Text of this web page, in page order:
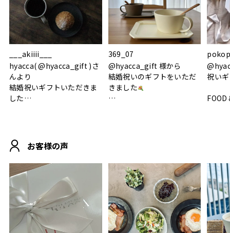
___akiiii___
hyacca( @hyacca_gift )さ
んより
結婚祝いギフトいただきま
した
おうちカフェもお洒落にな
って嬉しい𖠚 ⡱
#hyacca #結婚祝い
369_07
@hyacca_gift 様から
結婚祝いのギフトをいただ
きました
素敵なギフトを
ありがとうございました
#hyacca #結婚祝い
#お祝い #プレゼント
祝い
FOOD
真っ
いい
#結婚
淡色
結婚
色イ
お客様の声